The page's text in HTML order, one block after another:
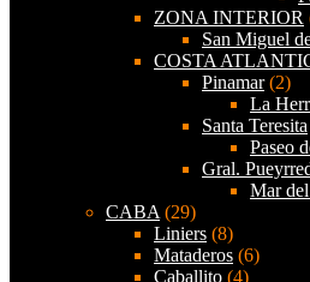
ZONA INTERIOR
San Miguel
COSTA
Pinamar(2)
La
Santa Teresita
Paseo
Gral.
Mar
CABA (29)
Liniers (8)
Mataderos (6)
Caballito (4)